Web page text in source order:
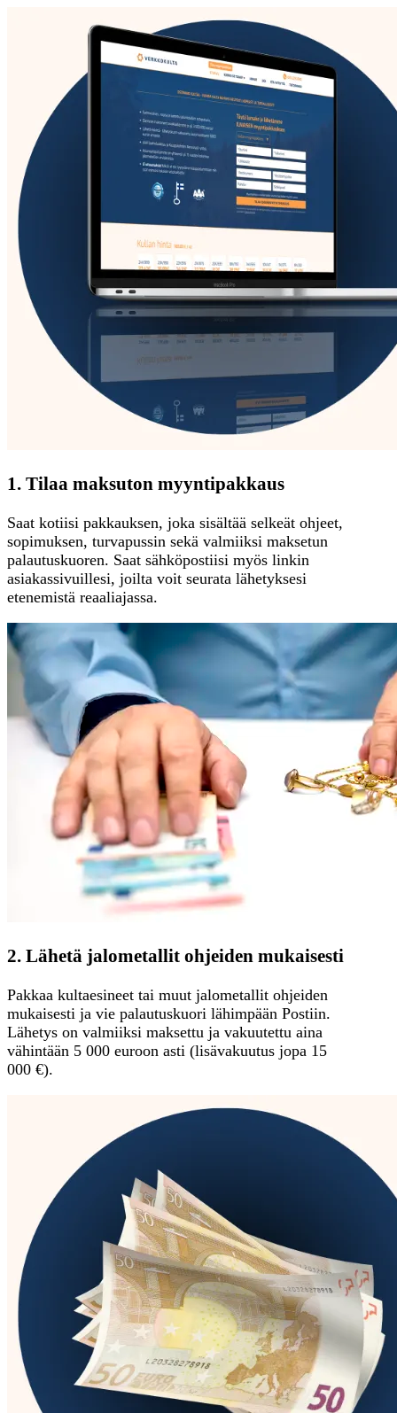
1. Tilaa maksuton myyntipakkaus
Saat kotiisi pakkauksen, joka sisältää selkeät ohjeet,
sopimuksen, turvapussin sekä valmiiksi maksetun
palautuskuoren. Saat sähköpostiisi myös linkin
asiakassivuillesi, joilta voit seurata lähetyksesi
etenemistä reaaliajassa.
2. Lähetä jalometallit ohjeiden mukaisesti
Pakkaa kultaesineet tai muut jalometallit ohjeiden
mukaisesti ja vie palautuskuori lähimpään Postiin.
Lähetys on valmiiksi maksettu ja vakuutettu aina
vähintään 5 000 euroon asti (lisävakuutus jopa 15
000 €).